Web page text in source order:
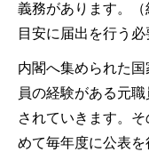
義務があります。
目安に届出を行う必
内閣へ集められた
員の経験がある元
されていきます。
めて毎年度に公表を